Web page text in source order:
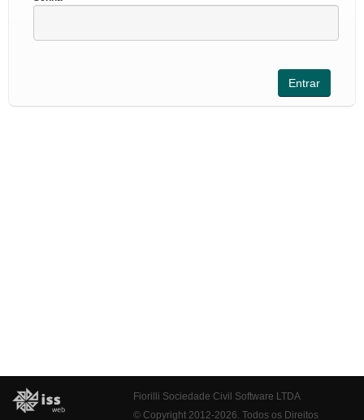
Fiorilli Sociedade Civil Software LTDA
© Copyright 2012-2026. Todos os Direitos